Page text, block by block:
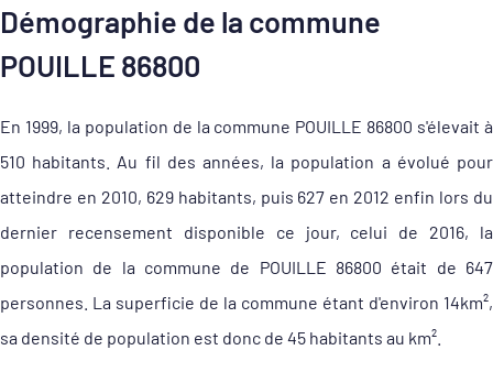
Démographie de la commune
POUILLE 86800
En 1999, la population de la commune POUILLE 86800 s'élevait à
510 habitants. Au fil des années, la population a évolué pour
atteindre en 2010, 629 habitants, puis 627 en 2012 enfin lors du
dernier recensement disponible ce jour, celui de 2016, la
population de la commune de POUILLE 86800 était de 647
personnes. La superficie de la commune étant d'environ 14km²,
sa densité de population est donc de 45 habitants au km².